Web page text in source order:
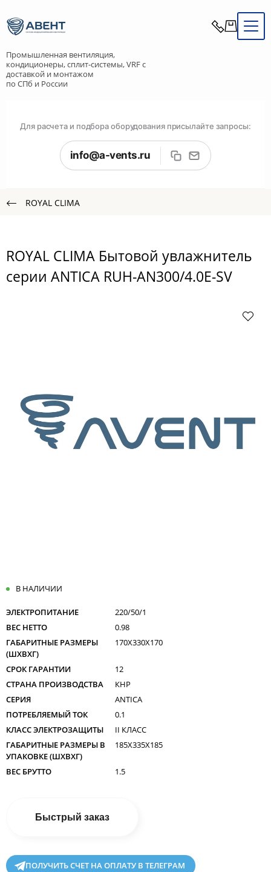
Промышленная вентиляция,
кондиционеры, сплит-системы, VRF с
доставкой и монтажом
по СПб и России
Для расчета и подбора оборудования присылайте запросы:
info@a-vents.ru
ROYAL CLIMA
ROYAL CLIMA Бытовой увлажнитель
серии ANTICA RUH-AN300/4.0E-SV
В НАЛИЧИИ
ЭЛЕКТРОПИТАНИЕ
220/50/1
ВЕС НЕТТО
0.98
ГАБАРИТНЫЕ РАЗМЕРЫ
(ШXВXГ)
170X330X170
СРОК ГАРАНТИИ
12
СТРАНА ПРОИЗВОДСТВА
КНР
СЕРИЯ
ANTICA
ПОТРЕБЛЯЕМЫЙ ТОК
0.1
КЛАСС ЭЛЕКТРОЗАЩИТЫ
II КЛАСС
ГАБАРИТНЫЕ РАЗМЕРЫ В
УПАКОВКЕ (ШXВXГ)
185X335X185
ВЕС БРУТТО 1.5
Быстрый заказ
ПОЛУЧИТЬ СЧЕТ НА ОПЛАТУ В ТЕЛЕГРАМ